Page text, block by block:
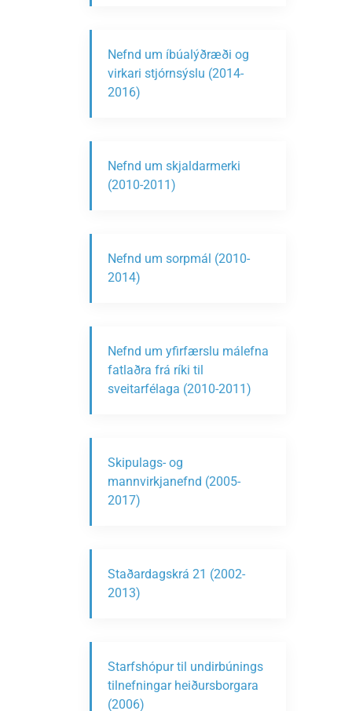
Nefnd um íbúalýðræði og
virkari stjórnsýslu (2014-
2016)
Nefnd um skjaldarmerki
(2010-2011)
Nefnd um sorpmál (2010-
2014)
Nefnd um yfirfærslu málefna
fatlaðra frá ríki til
sveitarfélaga (2010-2011)
Skipulags- og
mannvirkjanefnd (2005-
2017)
Staðardagskrá 21 (2002-
2013)
Starfshópur til undirbúnings
tilnefningar heiðursborgara
(2006)